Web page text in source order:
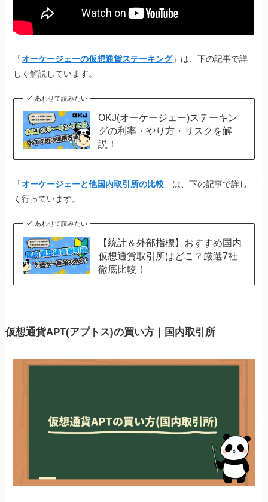
「オーケージェーの仮想通貨ステーキング」は、下の記事で詳
しく解説しています。
あわせて読みたい
OKJ(オーケージェー)ステーキン
グの利率・やり方・リスクを解
説！
「オーケージェーと他国内取引所の比較 」は、下の記事で詳し
く行っています。
あわせて読みたい
【統計＆外部指標】おすすめ国内
仮想通貨取引所はどこ？厳選7社
徹底比較！
仮想通貨APT(アプトス)の買い方｜国内取引所